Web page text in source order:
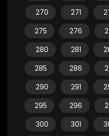
270
271
275
276
280
281
285
286
290
291
295
296
300
301